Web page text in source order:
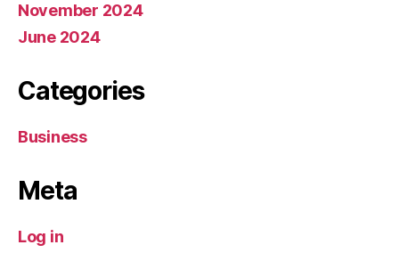
November 2024
June 2024
Categories
Business
Meta
Log in